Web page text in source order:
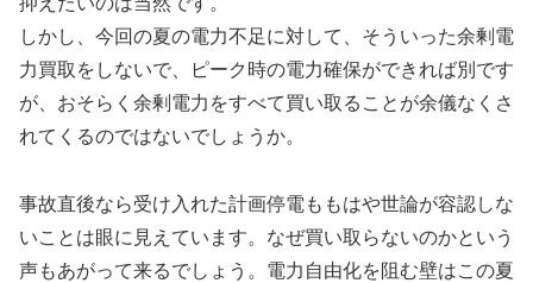
しかし、今回の夏の電力不足に対して、そういった余剰電
力買取をしないで、ピーク時の電力確保ができれば別です
が、おそらく余剰電力をすべて買い取ることが余儀なくさ
れてくるのではないでしょうか。
事故直後なら受け入れた計画停電ももはや世論が容認しな
いことは眼に見えています。なぜ買い取らないのかという
声もあがって来るでしょう。電力自由化を阻む壁はこの夏